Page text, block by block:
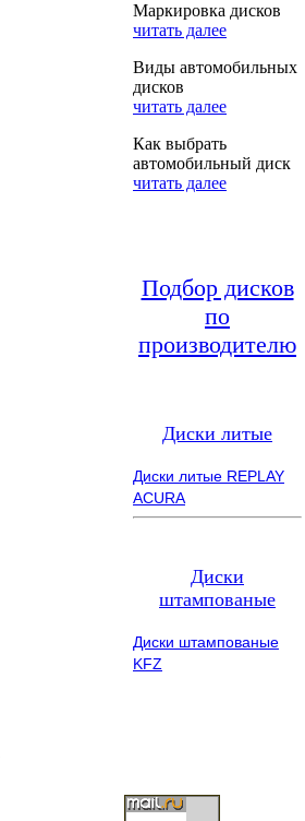
Маркировка дисков
читать далее
Виды автомобильных
дисков
читать далее
Как выбрать
автомобильный диск
читать далее
Подбор дисков
по
производителю
Диски литые
Диски литые REPLAY
ACURA
Диски
штампованые
Диски штампованые
KFZ